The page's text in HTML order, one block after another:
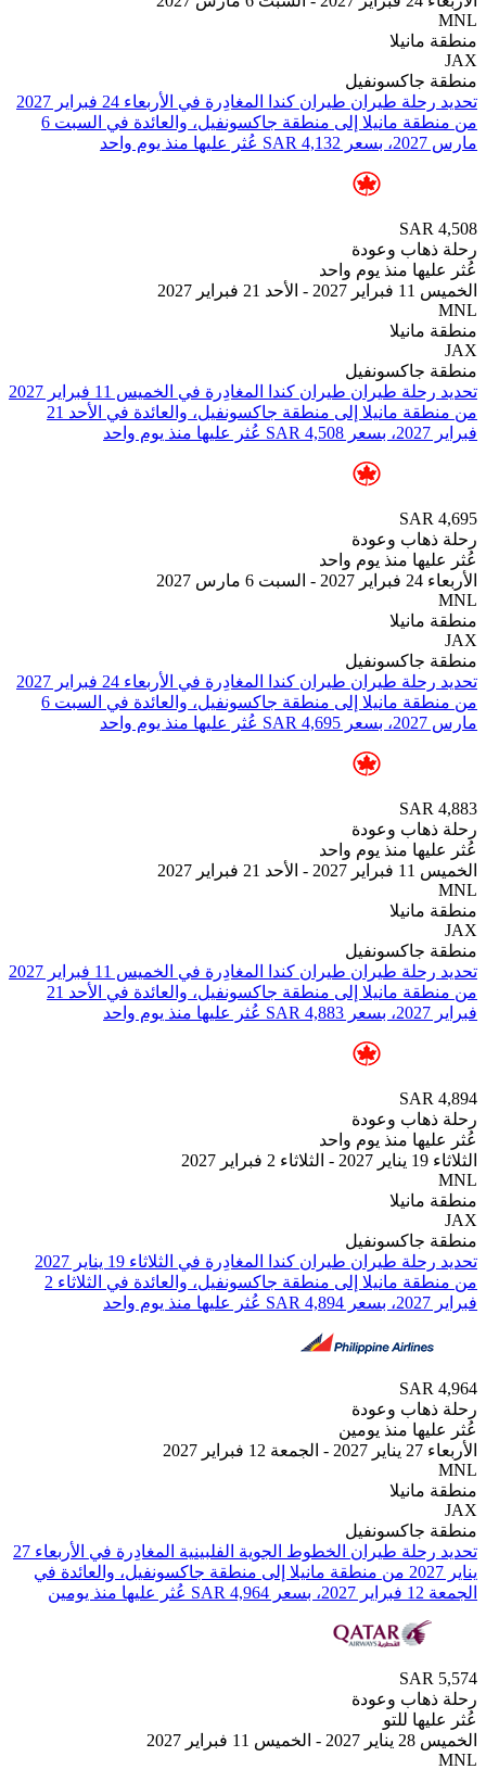
جاكسونفيل
من ⁦منطقة مانيلا⁩ إلى ⁦منطقة جاكسونفيل⁩، والعائدة في ⁦السبت 6
وعودة
منذ يوم واحد
2027
جاكسونفيل
من ⁦منطقة مانيلا⁩ إلى ⁦منطقة جاكسونفيل⁩، والعائدة في ⁦الأحد 21
وعودة
منذ يوم واحد
جاكسونفيل
من ⁦منطقة مانيلا⁩ إلى ⁦منطقة جاكسونفيل⁩، والعائدة في ⁦السبت 6
وعودة
منذ يوم واحد
2027
جاكسونفيل
من ⁦منطقة مانيلا⁩ إلى ⁦منطقة جاكسونفيل⁩، والعائدة في ⁦الأحد 21
وعودة
منذ يوم واحد
جاكسونفيل
وعودة
منذ يومين
جاكسونفيل
تحديد رحلة طيران ⁦الخطوط الجوية الفلبينية⁩ المغادِرة في ⁦الأربعاء 27
يناير 2027⁩ من ⁦منطقة مانيلا⁩ إلى ⁦منطقة جاكسونفيل⁩، والعائدة في
وعودة
للتو
2027